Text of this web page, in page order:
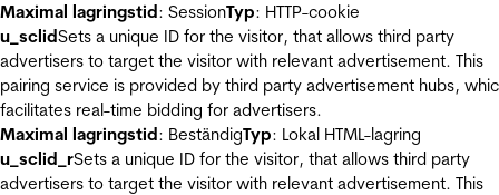
Maximal lagringstid: SessionTyp: HTTP-cookie
u_sclidSets a unique ID for the visitor, that allows third party
advertisers to target the visitor with relevant advertisement. This
pairing service is provided by third party advertisement hubs,
facilitates real-time bidding for advertisers.
Maximal lagringstid: BeständigTyp: Lokal HTML-lagring
u_sclid_rSets a unique ID for the visitor, that allows third party
advertisers to target the visitor with relevant advertisement. This